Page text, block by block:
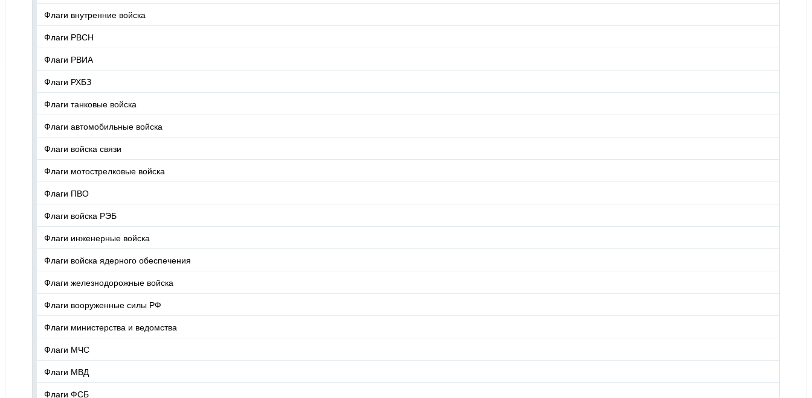
Флаги внутренние войска
Флаги РВСН
Флаги РВИА
Флаги РХБЗ
Флаги танковые войска
Флаги автомобильные войска
Флаги войска связи
Флаги мотострелковые войска
Флаги ПВО
Флаги войска РЭБ
Флаги инженерные войска
Флаги войска ядерного обеспечения
Флаги железнодорожные войска
Флаги вооруженные силы РФ
Флаги министерства и ведомства
Флаги МЧС
Флаги МВД
Флаги ФСБ